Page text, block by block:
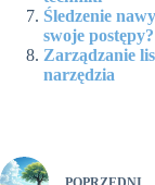
Śledzenie
swoje postępy?
Zarządzanie
narzędzia